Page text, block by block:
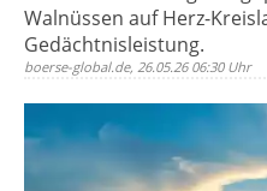
Walnüssen auf Herz-
Gedächtnisleistung.
boerse-global.de, 26.05.26 06:30 Uhr